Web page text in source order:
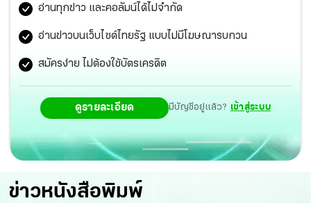
อ่านทุกข่าว และคอลัมน์ได้ไม่จำกัด
อ่านข่าวบนเว็บไซต์ไทยรัฐ แบบไม่มีโฆษณารบกวน
สมัครง่าย ไม่ต้องใช้บัตรเครดิต
ดูรายละเอียด มีบัญชีอยู่แล้ว? เข้าสู่ระบบ
ข่าวหนังสือพิมพ์